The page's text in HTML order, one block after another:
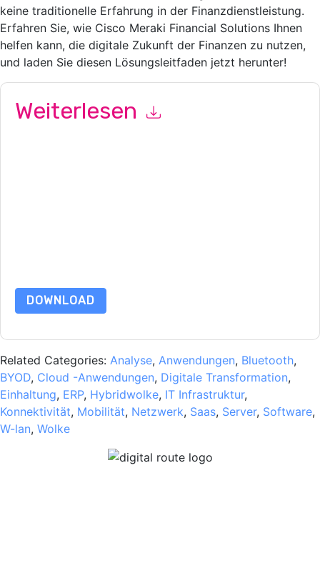
keine traditionelle Erfahrung in der Finanzdienstleistung.
Erfahren Sie, wie Cisco Meraki Financial Solutions Ihnen
helfen kann, die digitale Zukunft der Finanzen zu nutzen,
und laden Sie diesen Lösungsleitfaden jetzt herunter!
Weiterlesen
DOWNLOAD
Related Categories: Analyse, Anwendungen, Bluetooth,
BYOD, Cloud -Anwendungen, Digitale Transformation,
Einhaltung, ERP, Hybridwolke, IT Infrastruktur,
Konnektivität, Mobilität, Netzwerk, Saas, Server, Software,
W-lan, Wolke